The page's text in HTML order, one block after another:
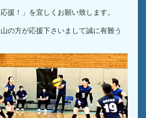
援！」を宜しくお願い致します。
の方が応援下さいまして誠に有難う